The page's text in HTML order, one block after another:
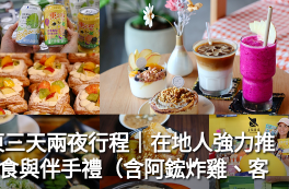
天兩夜行程｜在地人強力推
與伴手禮（含阿鋐炸雞、客
READ
MORE